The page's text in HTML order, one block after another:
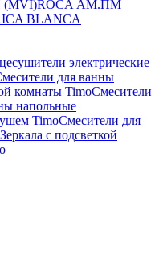
ROCA АМ.ПМ
BLANCA
электрические
для ванны
комнаты TimoСмесители
напольные
TimoСмесители для
Зеркала с подсветкой